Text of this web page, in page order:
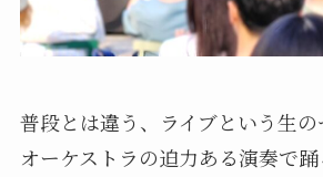
普段とは違う、ライブという生の
オーケストラの迫力ある演奏で踊